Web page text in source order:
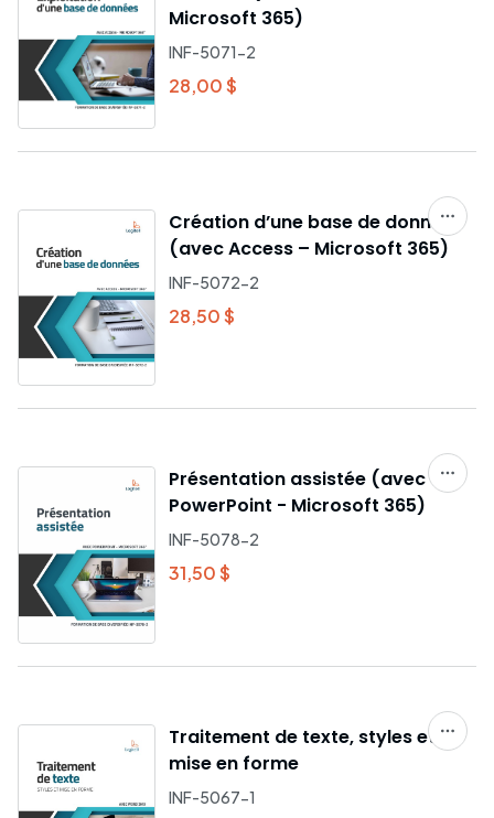
Microsoft 365)
INF-5071-2
28,00 $
Création d’une base de données
(avec Access – Microsoft 365)
INF-5072-2
28,50 $
Présentation assistée (avec
PowerPoint - Microsoft 365)
INF-5078-2
31,50 $
Traitement de texte, styles et
mise en forme
INF-5067-1